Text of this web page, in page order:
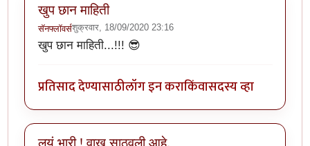
खुप छान माहिती
सॅनफ्लॉवर्सशुक्रवार, 18/09/2020 23:16
खुप छान माहिती...!!! 😎
प्रतिसाद देण्यासाठीलॉग इन कराकिंवासदस्य व्हा
लयं भारी ! वाखु साठवली आहे.